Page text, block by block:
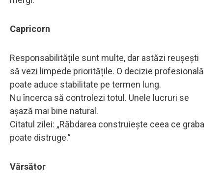
Capricorn
Responsabilitățile sunt multe, dar astăzi reușești
să vezi limpede prioritățile. O decizie profesională
poate aduce stabilitate pe termen lung.
Nu încerca să controlezi totul. Unele lucruri se
așază mai bine natural.
Citatul zilei: „Răbdarea construiește ceea ce graba
poate distruge.”
Vărsător